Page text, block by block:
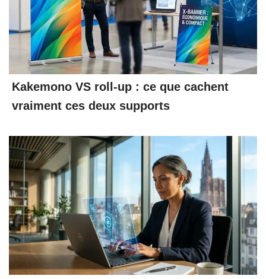
Kakemono VS roll-up : ce que cachent
vraiment ces deux supports